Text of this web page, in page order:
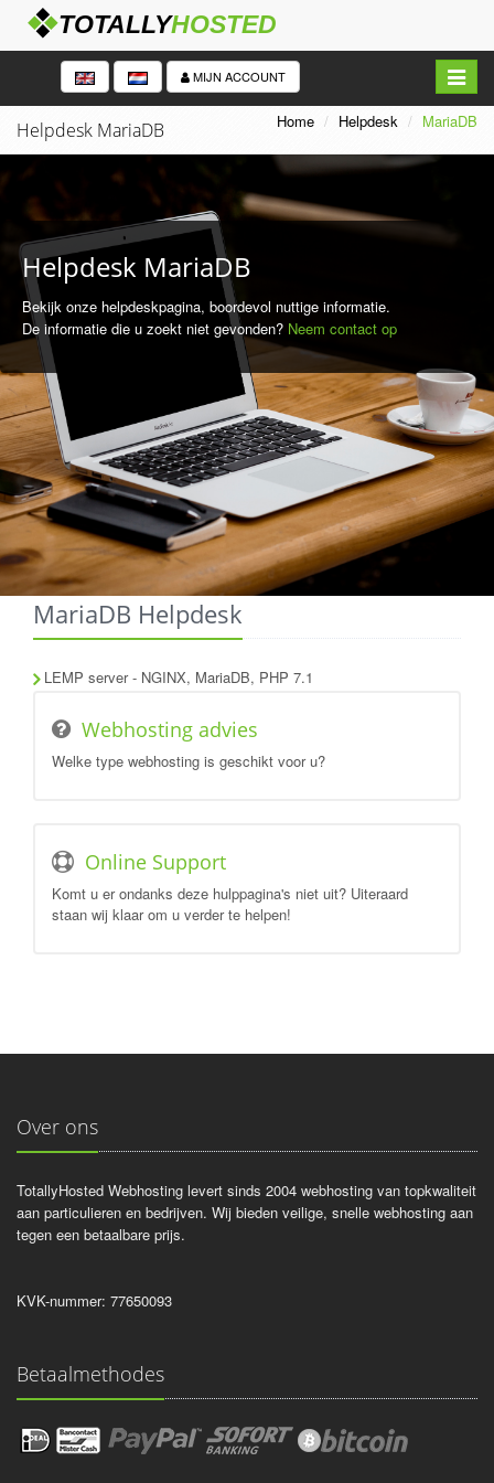
MIJN ACCOUNT
in/
Helpdesk MariaDB Home Helpdesk MariaDB
Helpdesk MariaDB
Bekijk onze helpdeskpagina, boordevol nuttige informatie.
De informatie die u zoekt niet gevonden? Neem contact op
MariaDB Helpdesk
LEMP server - NGINX, MariaDB, PHP 7.1
Webhosting advies
Welke type webhosting is geschikt voor u?
Online Support
Komt u er ondanks deze hulppagina's niet uit? Uiteraard
staan wij klaar om u verder te helpen!
Over ons
TotallyHosted Webhosting levert sinds 2004 webhosting van topkwaliteit
aan particulieren en bedrijven. Wij bieden veilige, snelle webhosting aan
tegen een betaalbare prijs.
KVK-nummer: 77650093
Betaalmethodes